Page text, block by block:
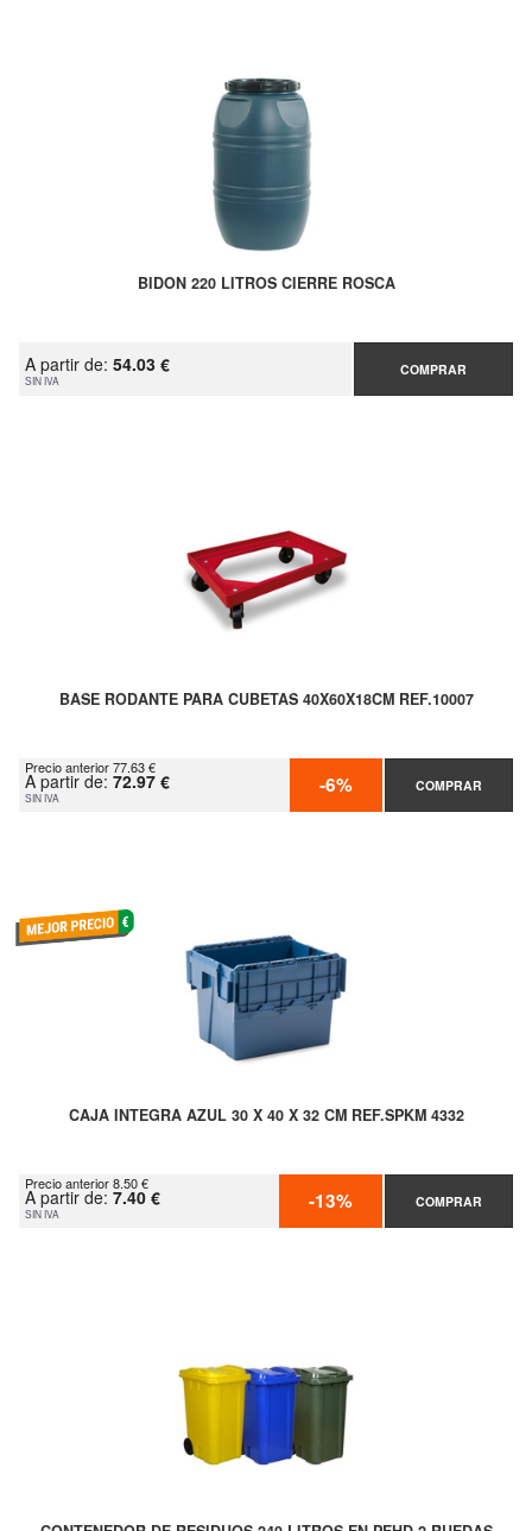
BIDON 220 LITROS CIERRE ROSCA
A partir de: 54.03 €
SIN IVA
COMPRAR
BASE RODANTE PARA CUBETAS 40X60X18CM REF.10007
Precio anterior 77.63 €
A partir de: 72.97 €
SIN IVA -6% COMPRAR
CAJA INTEGRA AZUL 30 X 40 X 32 CM REF.SPKM 4332
Precio anterior 8.50 €
A partir de: 7.40 €
SIN IVA -13% COMPRAR